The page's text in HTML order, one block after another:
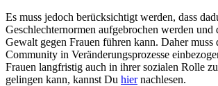
Es muss jedoch berücksichtigt werden, dass
Geschlechternormen aufgebrochen werden und
Gewalt gegen Frauen führen kann. Daher muss
Community in Veränderungsprozesse
Frauen langfristig auch in ihrer sozialen Rolle
gelingen kann, kannst Du hiernachlesen.